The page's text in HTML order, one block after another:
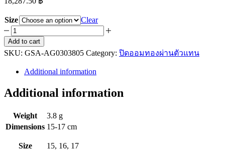
Size
Clear
Asiagold
สร้อย
ข้อ
ทองคำ
แท้
หนัก
1
สลึง
Add to cart
SKU: GSA-AG0303805 Category: ปิดออมทองผ่านตัวแทน
Additional information
Additional information
Weight
3.8 g
Dimensions 15-17 cm
Size 15, 16, 17